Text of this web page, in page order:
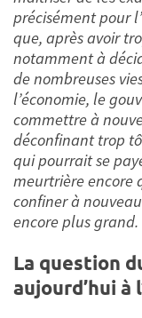
précisément pour
que, après avoir
notamment à
de nombreuses
l’économie, le
commettre à
déconfinant trop
qui pourrait se
meurtrière encore
confiner à
encore plus grand.
La question
aujourd’hui à